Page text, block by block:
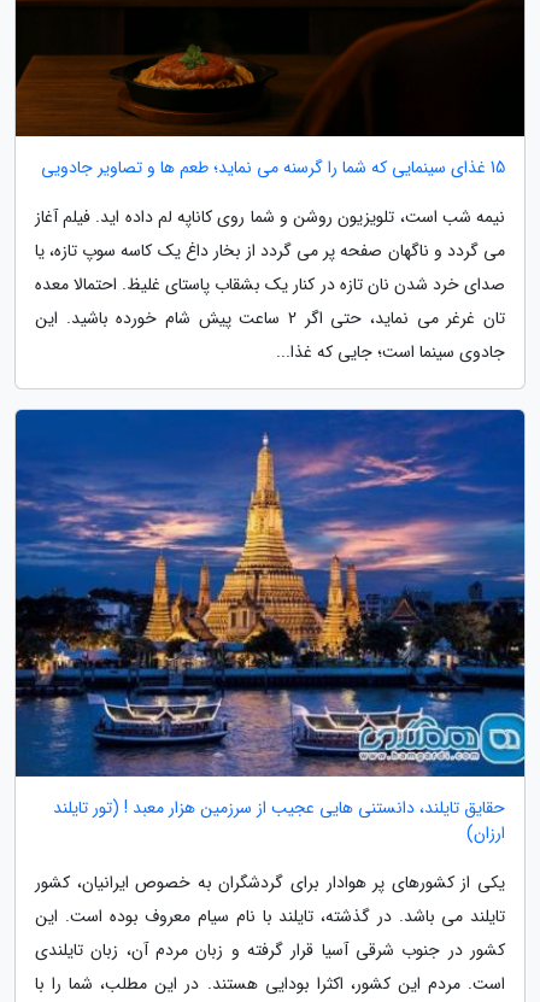
15 غذای سینمایی که شما را گرسنه می نماید؛ طعم ها و تصاویر جادویی
نیمه شب است، تلویزیون روشن و شما روی کاناپه لم داده اید. فیلم آغاز
می گردد و ناگهان صفحه پر می گردد از بخار داغ یک کاسه سوپ تازه، یا
صدای خرد شدن نان تازه در کنار یک بشقاب پاستای غلیظ. احتمالا معده
تان غرغر می نماید، حتی اگر 2 ساعت پیش شام خورده باشید. این
جادوی سینما است؛ جایی که غذا...
حقایق تایلند، دانستنی هایی عجیب از سرزمین هزار معبد ! (تور تایلند
ارزان)
یکی از کشورهای پر هوادار برای گردشگران به خصوص ایرانیان، کشور
تایلند می باشد. در گذشته، تایلند با نام سیام معروف بوده است. این
کشور در جنوب شرقی آسیا قرار گرفته و زبان مردم آن، زبان تایلندی
است. مردم این کشور، اکثرا بودایی هستند. در این مطلب، شما را با